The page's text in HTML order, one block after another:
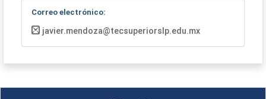
Correo electrónico:
javier.mendoza@tecsuperiorslp.edu.mx